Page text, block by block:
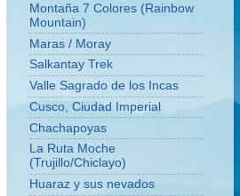
Montaña 7 Colores (Rainbow
Mountain)
Maras / Moray
Salkantay Trek
Valle Sagrado de los Incas
Cusco, Ciudad Imperial
Chachapoyas
La Ruta Moche
(Trujillo/Chiclayo)
Huaraz y sus nevados